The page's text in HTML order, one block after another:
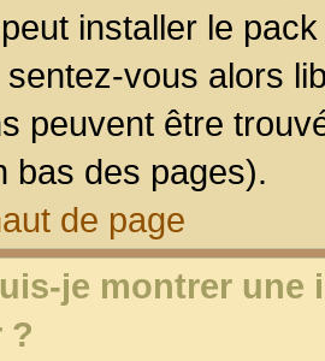
installer le
vous alors
peuvent être
bas des pages).
de page
je montrer une
?